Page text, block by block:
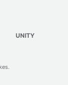
UNITY
.